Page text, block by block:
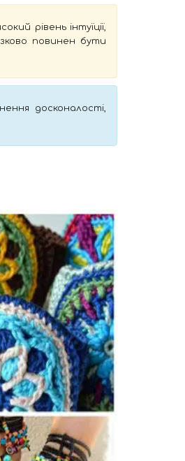
рівень інтуїції,
повинен бути
досконалості,